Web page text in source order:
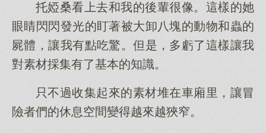
托婭桑看上去和我的後輩很像。這樣的她
眼睛閃閃發光的盯著被大卸八塊的動物和蟲的
屍體，讓我有點吃驚。但是，多虧了這樣讓我
對素材採集有了基本的知識。
只不過收集起來的素材堆在車廂里，讓冒
險者們的休息空間變得越來越狹窄。